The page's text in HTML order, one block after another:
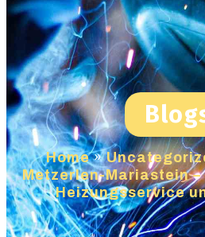
Home»
Metzerlen-Mariastein
Heizungsservice